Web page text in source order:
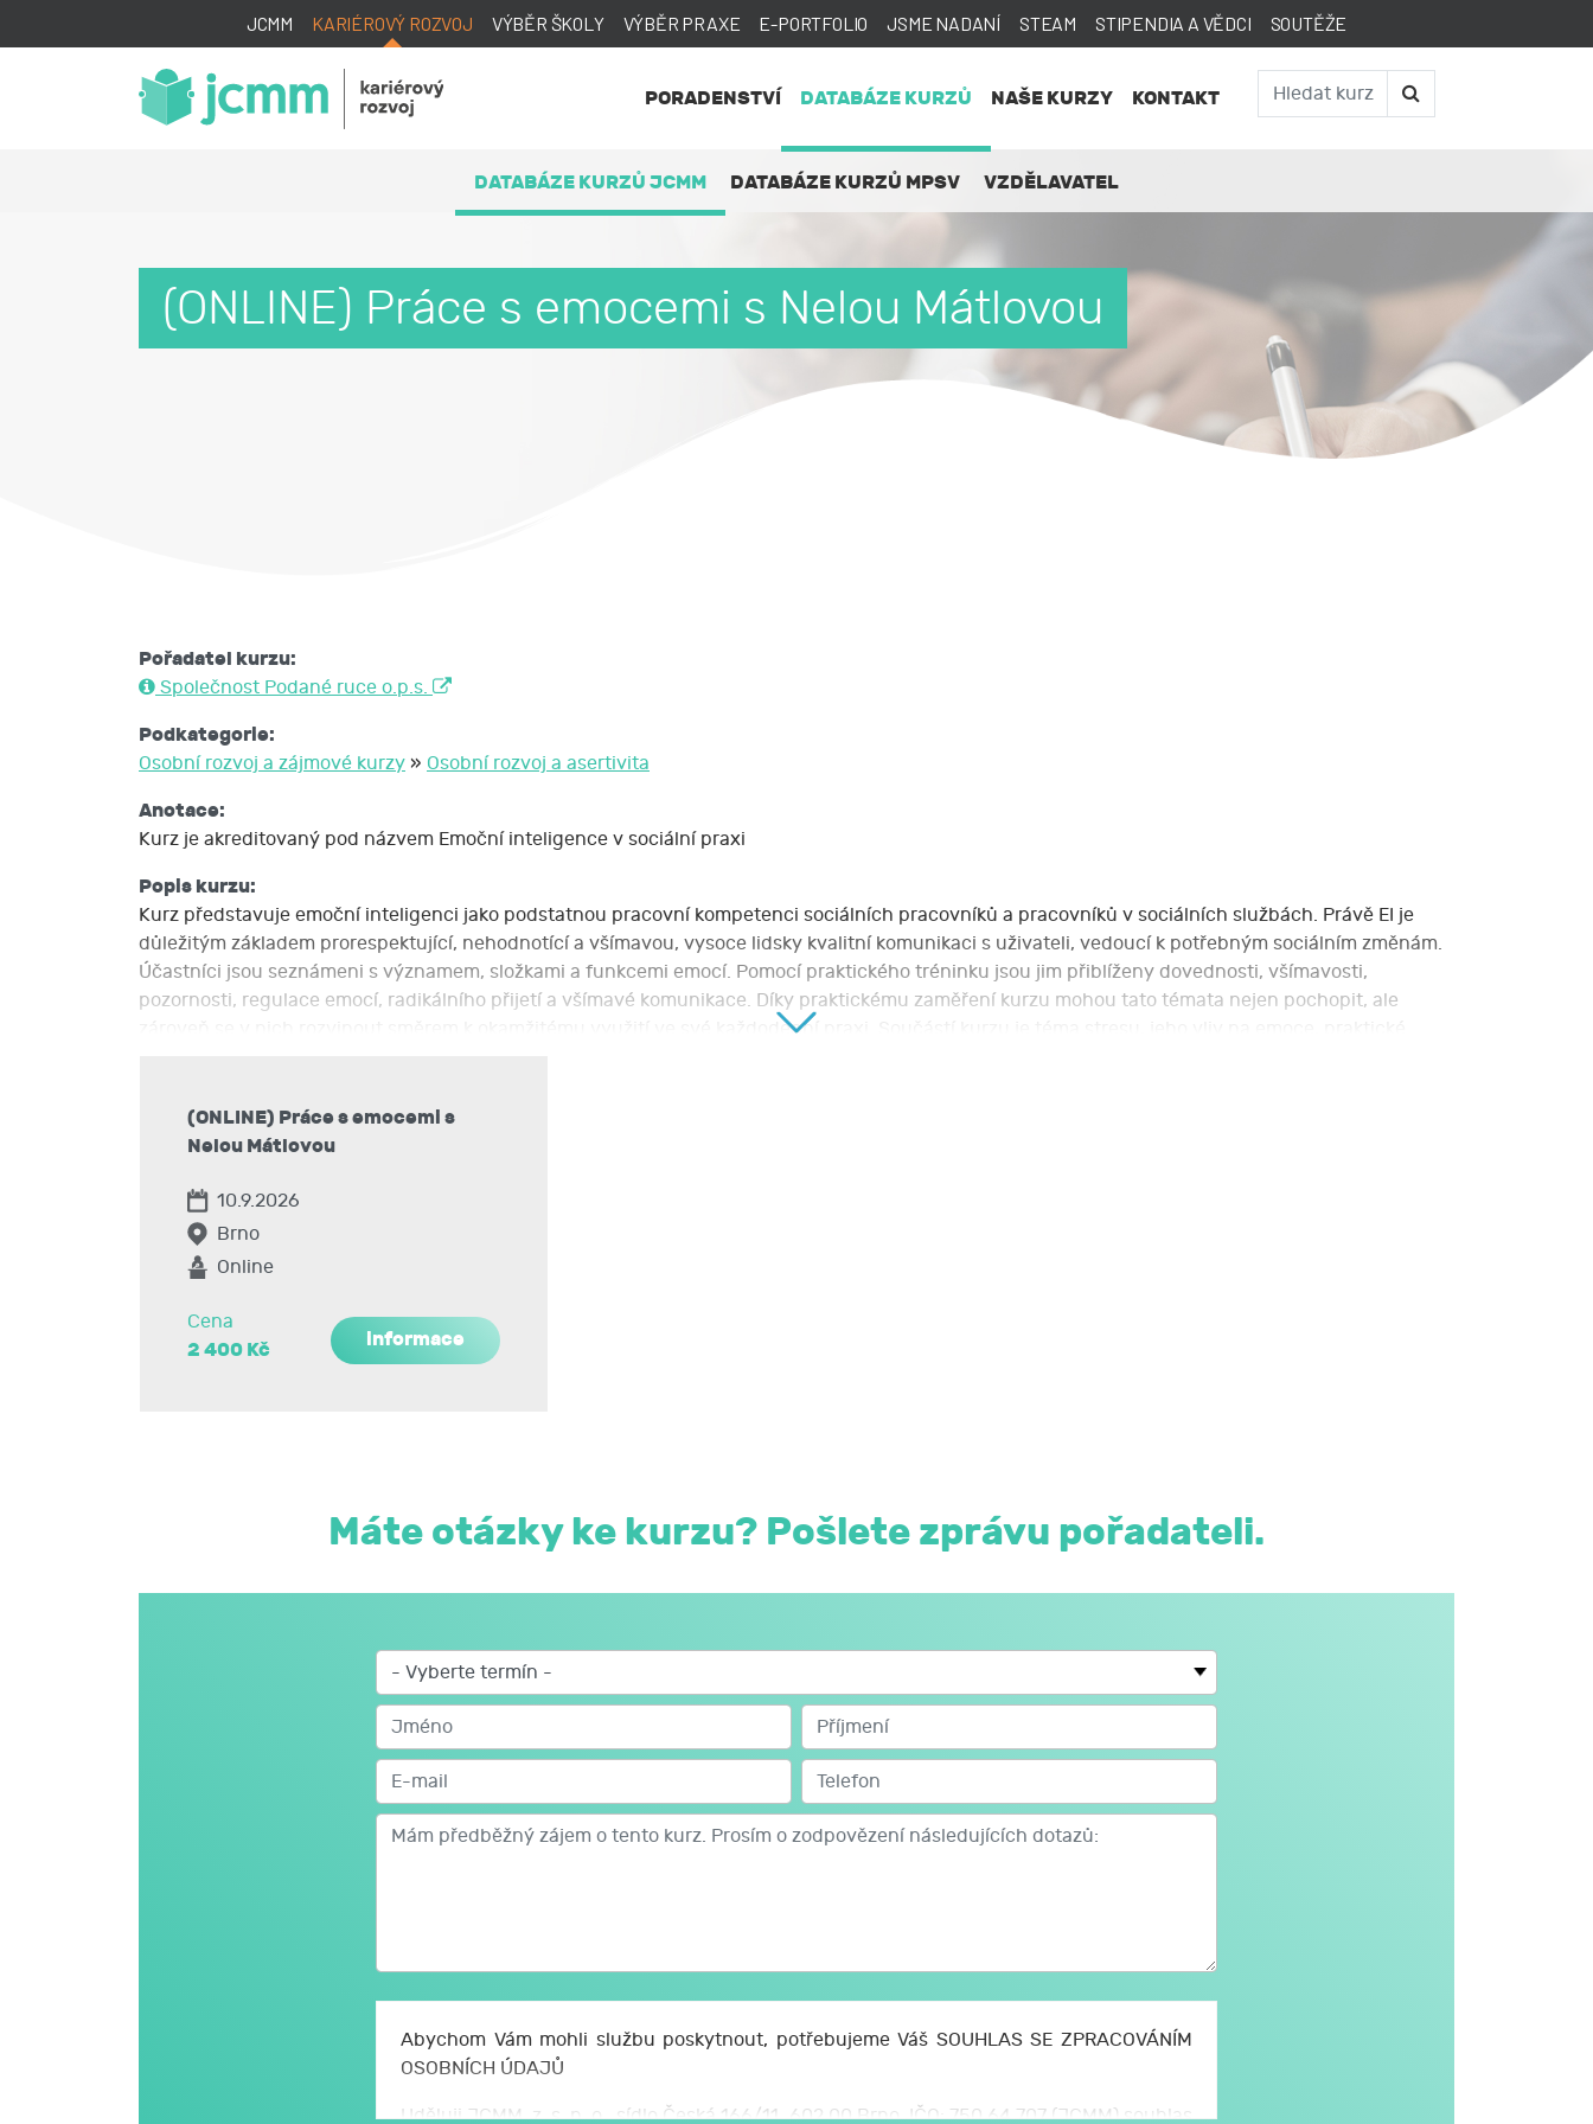
JCMM KARIÉROVÝ ROZVOJ VÝBĚR ŠKOLY VÝBĚR PRAXE E-PORTFOLIO JSME NADANÍ STEAM STIPENDIA A VĚDCI SOUTĚŽE
PORADENSTVÍ DATABÁZE KURZŮ
DATABÁZE KURZŮ JCMM DATABÁZE KURZŮ MPSV VZDĚLAVATEL
NAŠE KURZY KONTAKT
(ONLINE) Práce s emocemi s Nelou Mátlovou
Pořadatel kurzu:
Společnost Podané ruce o.p.s.
Podkategorie:
Osobní rozvoj a zájmové kurzy » Osobní rozvoj a asertivita
Anotace:
Kurz je akreditovaný pod názvem Emoční inteligence v sociální praxi
Popis kurzu:
Kurz představuje emoční inteligenci jako podstatnou pracovní kompetenci sociálních pracovníků a pracovníků v sociálních službách. Právě EI je
důležitým základem prorespektující, nehodnotící a všímavou, vysoce lidsky kvalitní komunikaci s uživateli, vedoucí k potřebným sociálním změnám.
Účastníci jsou seznámeni s významem, složkami a funkcemi emocí. Pomocí praktického tréninku jsou jim přiblíženy dovednosti, všímavosti,
pozornosti, regulace emocí, radikálního přijetí a všímavé komunikace. Díky praktickému zaměření kurzu mohou tato témata nejen pochopit, ale
zároveň se v nich rozvinout směrem k okamžitému využití ve své každodenní praxi. Součástí kurzu je téma stresu, jeho vliv na emoce, praktické
(ONLINE) Práce s emocemi s
Nelou Mátlovou
10.9.2026
Brno
Online
informace
Cena
2 400 Kč
Máte otázky ke kurzu? Pošlete zprávu pořadateli.
Abychom Vám mohli službu poskytnout, potřebujeme Váš SOUHLAS SE ZPRACOVÁNÍM
OSOBNÍCH ÚDAJŮ
Uděluji JCMM, z. s. p. o., sídlo Česká 166/11, 602 00 Brno, IČO: 750 64 707 (JCMM) souhlas